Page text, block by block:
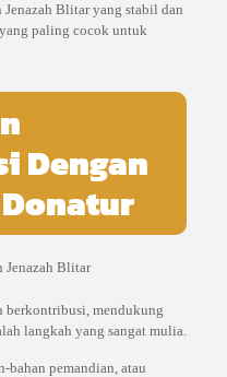
Jenazah Blitar yang stabil dan
paling cocok untuk
Dengan
berkontribusi, mendukung
langkah yang sangat mulia.
bahan pemandian, atau